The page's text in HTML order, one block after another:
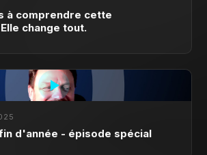
à comprendre cette
change tout.
d'année - épisode spécial